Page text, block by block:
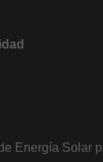
Energía Solar